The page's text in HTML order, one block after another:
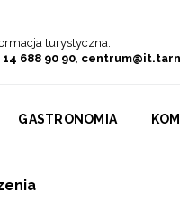
turystyczna:
14 688 90 90,
GASTRONOMIA